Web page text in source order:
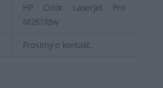
HP Color LaserJet Pro
M281fdw
Prosimy o kontakt.